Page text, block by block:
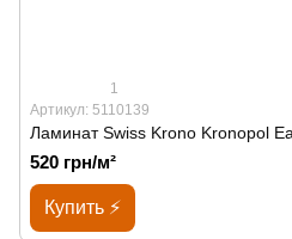
1
Артикул: 5110139
Ламинат Swiss Krono Kronopol
520 грн/м²
Купить ⚡